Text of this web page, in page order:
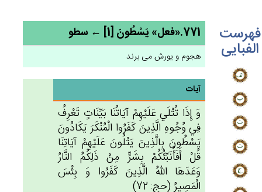
فهرست
الفبایی
771.«فعل» يَسْطُون‌َ [1] ← سطو
هجوم و یورش می برند
آیات
وَ إِذَا تُتْلَي‌ عَلَيْهِم‌ْ آيَاتُنَا بَيِّنَات‌ٍ تَعْرِف‌ُ
فِي‌ وُجُوه‌ِ الَّذِين‌َ كَفَرُوا الْمُنْكَرَ يَكَادُون‌َ
يَسْطُون‌َ بِالَّذِين‌َ يَتْلُون‌َ عَلَيْهِم‌ْ آيَاتِنَا
قُل‌ْ أَفَأُنَبِّئُكُم‌ْ بِشَرٍّ مِنْ‌ ذَلِكُم‌ُ النَّارُ
وَعَدَهَا الله‌ُ الَّذِين‌َ كَفَرُوا وَ بِئْس‌َ
الْمَصِيرُ (حج: 72)